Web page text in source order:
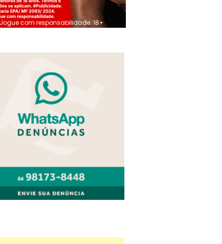
Jogue com responsabilidade. 18+